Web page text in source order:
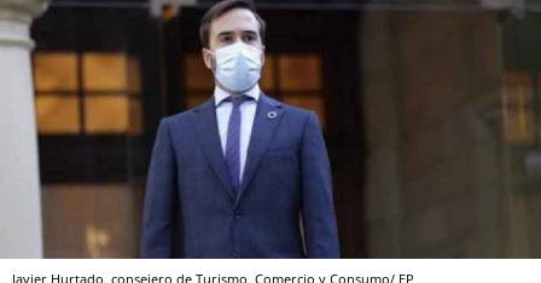
Javier Hurtado, consejero de Turismo, Comercio y Consumo/ EP